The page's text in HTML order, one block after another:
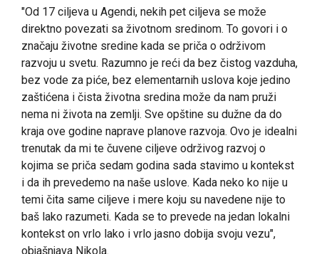
"Od 17 ciljeva u Agendi, nekih pet ciljeva se može
direktno povezati sa životnom sredinom. To govori i o
značaju životne sredine kada se priča o održivom
razvoju u svetu. Razumno je reći da bez čistog vazduha,
bez vode za piće, bez elementarnih uslova koje jedino
zaštićena i čista životna sredina može da nam pruži
nema ni života na zemlji. Sve opštine su dužne da do
kraja ove godine naprave planove razvoja. Ovo je idealni
trenutak da mi te čuvene ciljeve održivog razvoj o
kojima se priča sedam godina sada stavimo u kontekst
i da ih prevedemo na naše uslove. Kada neko ko nije u
temi čita same ciljeve i mere koju su navedene nije to
baš lako razumeti. Kada se to prevede na jedan lokalni
kontekst on vrlo lako i vrlo jasno dobija svoju vezu",
objašnjava Nikola.